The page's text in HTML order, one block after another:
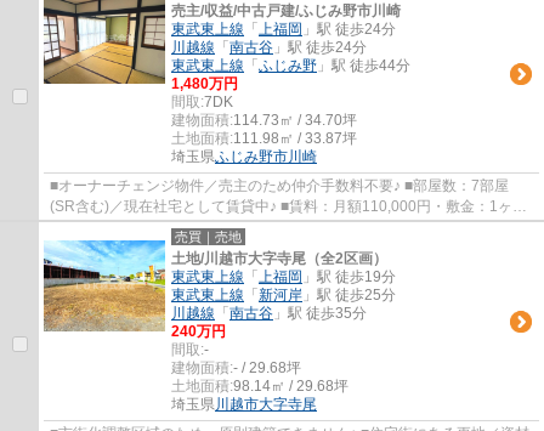
売主/収益/中古戸建/ふじみ野市川崎
東武東上線 「 上福岡 」駅 徒歩24分
川越線 「 南古谷 」駅 徒歩24分
東武東上線 「 ふじみ野 」駅 徒歩44分
1,480万円
間取:7DK
建物面積:114.73㎡ / 34.70坪
土地面積:111.98㎡ / 33.87坪
埼玉県ふじみ野市川崎
■オーナーチェンジ物件／売主のため仲介手数料不要♪ ■部屋数：7部屋
(SR含む)／現在社宅として賃貸中♪ ■賃料：月額110,000円・敷金：1ヶ月
／想定利回り：8.9％♪ ■室内リフォーム履歴あ...
売買｜売地
土地/川越市大字寺尾（全2区画）
東武東上線 「 上福岡 」駅 徒歩19分
東武東上線 「 新河岸 」駅 徒歩25分
川越線 「 南古谷 」駅 徒歩35分
240万円
間取:-
建物面積:- / 29.68坪
土地面積:98.14㎡ / 29.68坪
埼玉県川越市大字寺尾